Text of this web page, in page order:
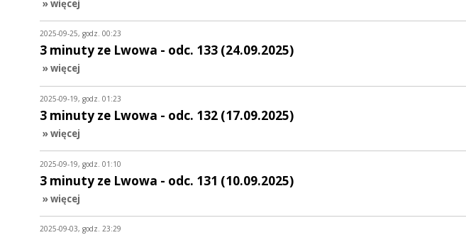
» więcej
2025-09-25, godz. 00:23
3 minuty ze Lwowa - odc. 133 (24.09.2025)
» więcej
2025-09-19, godz. 01:23
3 minuty ze Lwowa - odc. 132 (17.09.2025)
» więcej
2025-09-19, godz. 01:10
3 minuty ze Lwowa - odc. 131 (10.09.2025)
» więcej
2025-09-03, godz. 23:29